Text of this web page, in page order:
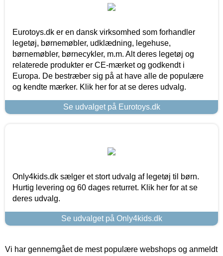
Eurotoys.dk er en dansk virksomhed som forhandler
legetøj, børnemøbler, udklædning, legehuse,
børnemøbler, børnecykler, m.m. Alt deres legetøj og
relaterede produkter er CE-mærket og godkendt i
Europa. De bestræber sig på at have alle de populære
og kendte mærker. Klik her for at se deres udvalg.
Se udvalget på Eurotoys.dk
Only4kids.dk sælger et stort udvalg af legetøj til børn.
Hurtig levering og 60 dages returret. Klik her for at se
deres udvalg.
Se udvalget på Only4kids.dk
Vi har gennemgået de mest populære webshops og anmeldt